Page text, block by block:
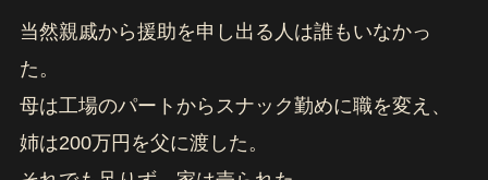
当然親戚から援助を申し出る人は誰もいなかっ
た。
母は工場のパートからスナック勤めに職を変え、
姉は200万円を父に渡した。